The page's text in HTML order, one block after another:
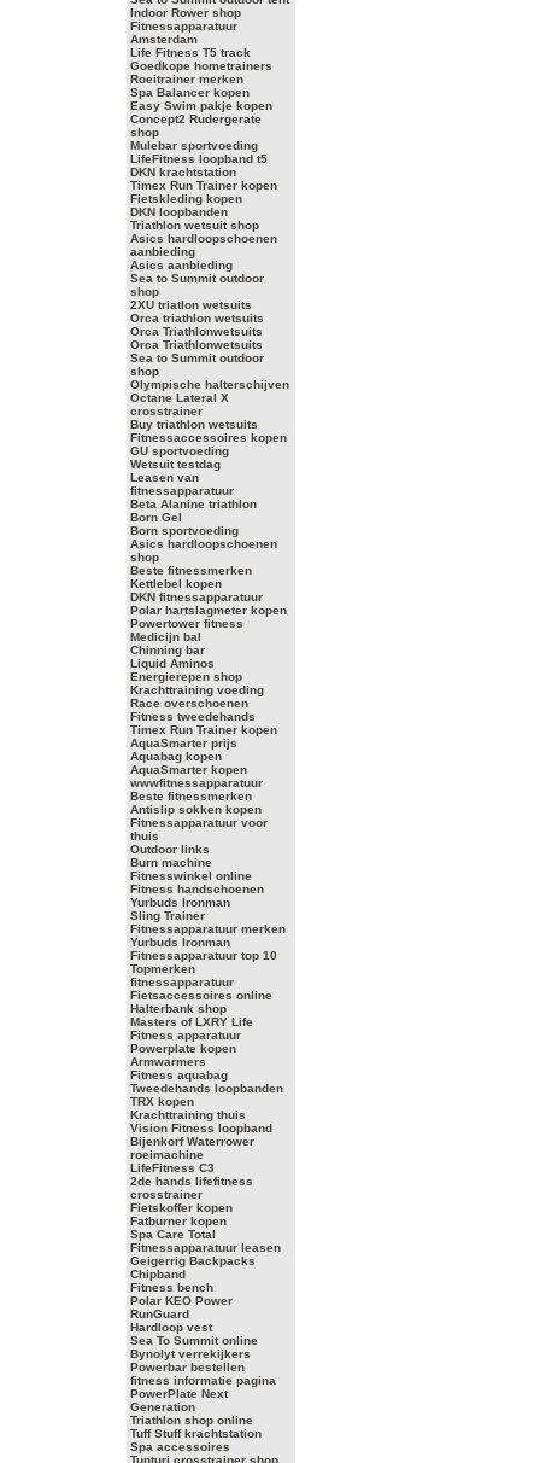
Indoor Rower shop
Fitnessapparatuur
Amsterdam
Life Fitness T5 track
Goedkope hometrainers
Roeitrainer merken
Spa Balancer kopen
Easy Swim pakje kopen
Concept2 Rudergerate
shop
Mulebar sportvoeding
LifeFitness loopband t5
DKN krachtstation
Timex Run Trainer kopen
Fietskleding kopen
DKN loopbanden
Triathlon wetsuit shop
Asics hardloopschoenen
aanbieding
Asics aanbieding
Sea to Summit outdoor
shop
2XU triatlon wetsuits
Orca triathlon wetsuits
Orca Triathlonwetsuits
Orca Triathlonwetsuits
Sea to Summit outdoor
shop
Olympische halterschijven
Octane Lateral X
crosstrainer
Buy triathlon wetsuits
Fitnessaccessoires kopen
GU sportvoeding
Wetsuit testdag
Leasen van
fitnessapparatuur
Beta Alanine triathlon
Born Gel
Born sportvoeding
Asics hardloopschoenen
shop
Beste fitnessmerken
Kettlebel kopen
DKN fitnessapparatuur
Polar hartslagmeter kopen
Powertower fitness
Medicijn bal
Chinning bar
Liquid Aminos
Energierepen shop
Krachttraining voeding
Race overschoenen
Fitness tweedehands
Timex Run Trainer kopen
AquaSmarter prijs
Aquabag kopen
AquaSmarter kopen
wwwfitnessapparatuur
Beste fitnessmerken
Antislip sokken kopen
Fitnessapparatuur voor
thuis
Outdoor links
Burn machine
Fitnesswinkel online
Fitness handschoenen
Yurbuds Ironman
Sling Trainer
Fitnessapparatuur merken
Yurbuds Ironman
Fitnessapparatuur top 10
Topmerken
fitnessapparatuur
Fietsaccessoires online
Halterbank shop
Masters of LXRY Life
Fitness apparatuur
Powerplate kopen
Armwarmers
Fitness aquabag
Tweedehands loopbanden
TRX kopen
Krachttraining thuis
Vision Fitness loopband
Bijenkorf Waterrower
roeimachine
LifeFitness C3
2de hands lifefitness
crosstrainer
Fietskoffer kopen
Fatburner kopen
Spa Care Total
Fitnessapparatuur leasen
Geigerrig Backpacks
Chipband
Fitness bench
Polar KEO Power
RunGuard
Hardloop vest
Sea To Summit online
Bynolyt verrekijkers
Powerbar bestellen
fitness informatie pagina
PowerPlate Next
Generation
Triathlon shop online
Tuff Stuff krachtstation
Spa accessoires
Tunturi crosstrainer shop